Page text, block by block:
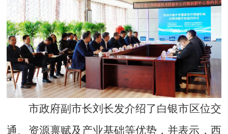
市政府副市长刘长发介绍了白银市区位交
通、资源禀赋及产业基础等优势，并表示，西